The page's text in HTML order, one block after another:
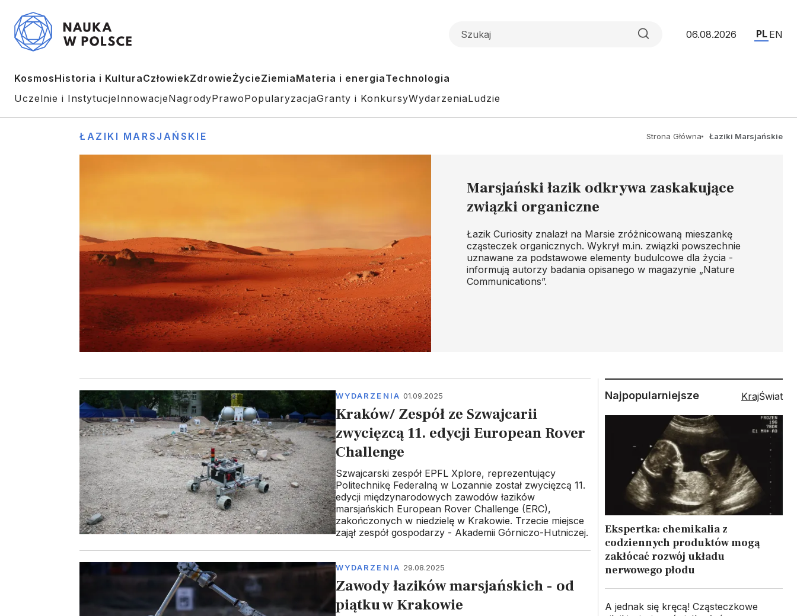
06.08.2026 PL EN
KosmosHistoria i KulturaCzłowiekZdrowieŻycieZiemiaMateria i energiaTechnologia
Uczelnie i InstytucjeInnowacjeNagrodyPrawoPopularyzacjaGranty i KonkursyWydarzeniaLudzie
ŁAZIKI MARSJAŃSKIE Strona Główna Łaziki Marsjańskie
Marsjański łazik odkrywa zaskakujące
związki organiczne
Łazik Curiosity znalazł na Marsie zróżnicowaną mieszankę
cząsteczek organicznych. Wykrył m.in. związki powszechnie
uznawane za podstawowe elementy budulcowe dla życia -
informują autorzy badania opisanego w magazynie „Nature
Communications”.
WYDARZENIA 01.09.2025
Kraków/ Zespół ze Szwajcarii
zwycięzcą 11. edycji European Rover
Challenge
Szwajcarski zespół EPFL Xplore, reprezentujący
Politechnikę Federalną w Lozannie został zwycięzcą 11.
edycji międzynarodowych zawodów łazików
marsjańskich European Rover Challenge (ERC),
zakończonych w niedzielę w Krakowie. Trzecie miejsce
zajął zespół gospodarzy - Akademii Górniczo-Hutniczej.
WYDARZENIA 29.08.2025
Zawody łazików marsjańskich - od
piątku w Krakowie
Najpopularniejsze KrajŚwiat
Ekspertka: chemikalia z
codziennych produktów mogą
zakłócać rozwój układu
nerwowego płodu
A jednak się kręcą! Cząsteczkowe